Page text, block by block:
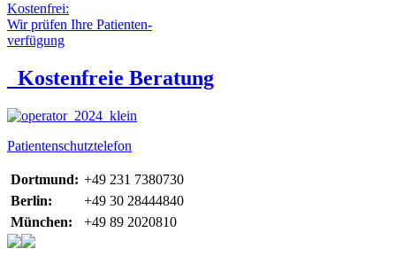
Kostenfrei:
Wir prüfen Ihre Patienten-
verfügung
Kostenfreie Beratung
Patientenschutztelefon
Dortmund: +49 231 7380730
Berlin:
+49 30 28444840
München:
+49 89 2020810